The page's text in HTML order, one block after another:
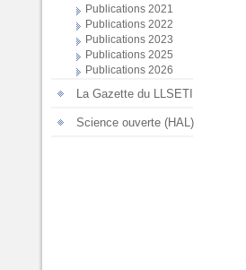
Publications 2021
Publications 2022
Publications 2023
Publications 2025
Publications 2026
La Gazette du LLSETI
Science ouverte (HAL)